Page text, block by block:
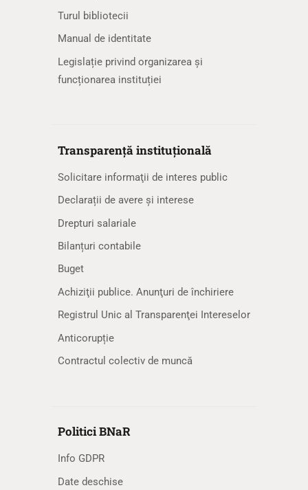
Turul bibliotecii
Manual de identitate
Legislație privind organizarea și
funcționarea instituției
Transparență instituțională
Solicitare informaţii de interes public
Declarații de avere și interese
Drepturi salariale
Bilanțuri contabile
Buget
Achiziţii publice. Anunţuri de închiriere
Registrul Unic al Transparenţei Intereselor
Anticorupție
Contractul colectiv de muncă
Politici BNaR
Info GDPR
Date deschise